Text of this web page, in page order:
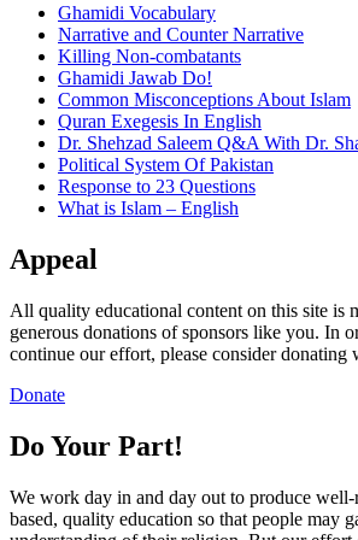
Ghamidi Vocabulary
Narrative and Counter Narrative
Killing Non-combatants
Ghamidi Jawab Do!
Common Misconceptions About Islam
Quran Exegesis In English
Dr. Shehzad Saleem Q&A With Dr.
Political System Of Pakistan
Response to 23 Questions
What is Islam – English
Appeal
All quality educational content on this site is
generous donations of sponsors like you. In
continue our effort, please consider donating
Donate
Do Your Part!
We work day in and day out to produce well-
based, quality education so that people may